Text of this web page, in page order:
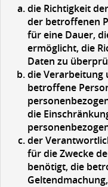
die Richtigkeit
der betroffenen
für eine Dauer,
ermöglicht, die
Daten zu
die Verarbeitung
betroffene
die
der
für die Zwecke
benötigt, die